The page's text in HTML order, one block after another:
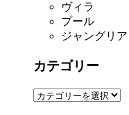
ヴィラ
プール
ジャングリア
カテゴリー